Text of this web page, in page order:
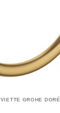
GROHE DORÉ